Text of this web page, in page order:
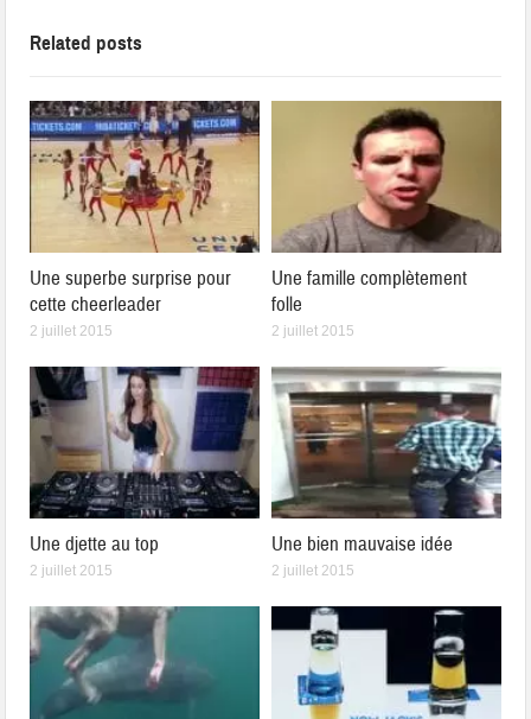
Related posts
Une superbe surprise pour
cette cheerleader
2 juillet 2015
Une famille complètement
folle
2 juillet 2015
Une djette au top
2 juillet 2015
Une bien mauvaise idée
2 juillet 2015